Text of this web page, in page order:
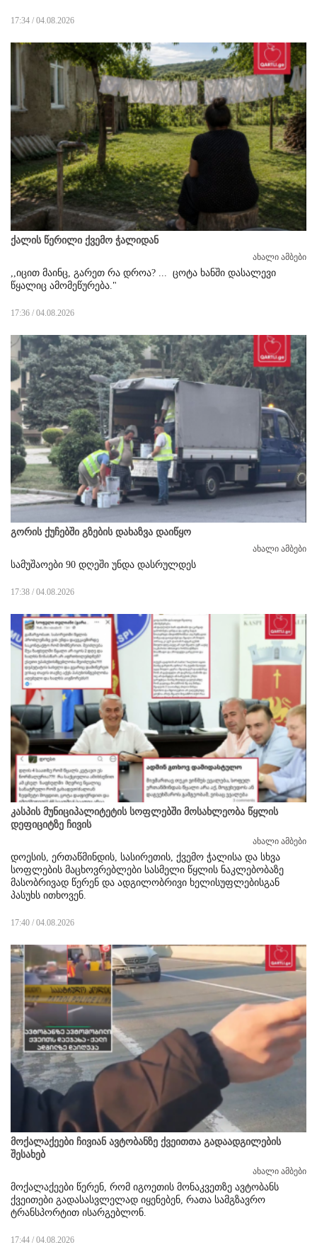
17:34 / 04.08.2026
ქალის წერილი ქვემო ჭალიდან
ახალი ამბები
,,იცით მაინც, გარეთ რა დროა? ... ცოტა ხანში დასალევი
წყალიც ამომეწურება."
17:36 / 04.08.2026
გორის ქუჩებში გზების დახაზვა დაიწყო
ახალი ამბები
სამუშაოები 90 დღეში უნდა დასრულდეს
17:38 / 04.08.2026
კასპის მუნიციპალიტეტის სოფლებში მოსახლეობა წყლის
დეფიციტზე ჩივის
ახალი ამბები
დოესის, ერთაწმინდის, სასირეთის, ქვემო ჭალისა და სხვა
სოფლების მაცხოვრებლები სასმელი წყლის ნაკლებობაზე
მასობრივად წერენ და ადგილობრივი ხელისუფლებისგან
პასუხს ითხოვენ.
17:40 / 04.08.2026
მოქალაქეები ჩივიან ავტობანზე ქვეითთა გადაადგილების
შესახებ
ახალი ამბები
მოქალაქეები წერენ, რომ იგოეთის მონაკვეთზე ავტობანს
ქვეითები გადასასვლელად იყენებენ, რათა სამგზავრო
ტრანსპორტით ისარგებლონ.
17:44 / 04.08.2026